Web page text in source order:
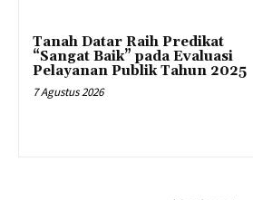
Tanah Datar Raih Predikat
“Sangat Baik” pada Evaluasi
Pelayanan Publik Tahun 2025
7 Agustus 2026